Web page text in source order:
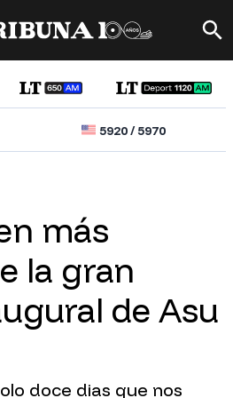
5920/5970
más
la gran
de Asu
doce dias que nos